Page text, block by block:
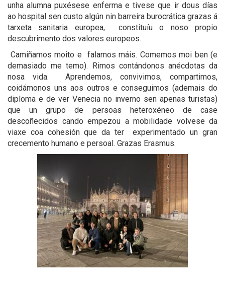
unha alumna puxésese enferma e tivese que ir dous días
ao hospital sen custo algún nin barreira burocrática grazas á
tarxeta sanitaria europea, constituíu o noso propio
descubrimento dos valores europeos.
Camiñamos moito e falamos máis. Comemos moi ben (e
demasiado me temo). Rimos contándonos anécdotas da
nosa vida. Aprendemos, convivimos, compartimos,
coidámonos uns aos outros e conseguimos (ademais do
diploma e de ver Venecia no inverno sen apenas turistas)
que un grupo de persoas heteroxéneo de case
descoñecidos cando empezou a mobilidade volvese da
viaxe coa cohesión que da ter
experimentado un gran
crecemento humano e persoal. Grazas Erasmus.